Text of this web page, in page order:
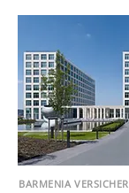
BARMENIA